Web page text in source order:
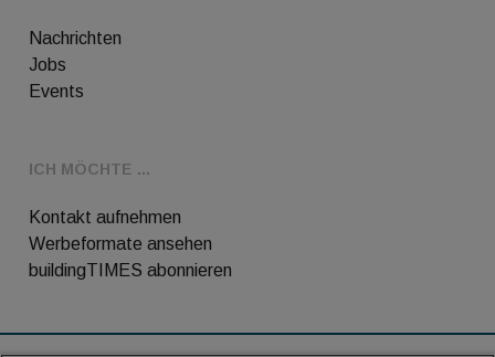
Nachrichten
Jobs
Events
ICH MÖCHTE ...
Kontakt aufnehmen
Werbeformate ansehen
buildingTIMES abonnieren